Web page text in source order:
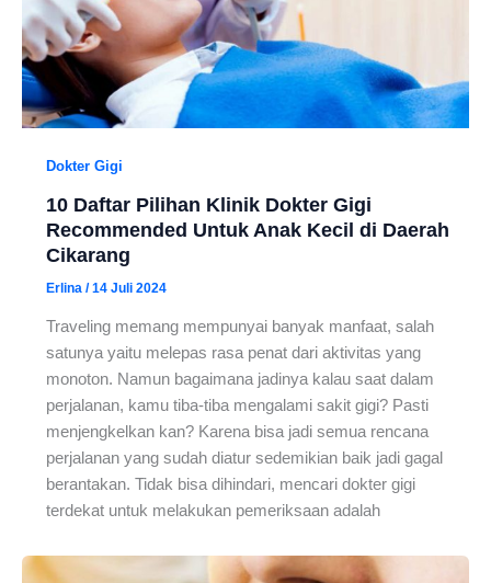
Dokter Gigi
10 Daftar Pilihan Klinik Dokter Gigi
Recommended Untuk Anak Kecil di Daerah
Cikarang
Erlina /14 Juli 2024
Traveling memang mempunyai banyak manfaat, salah
satunya yaitu melepas rasa penat dari aktivitas yang
monoton. Namun bagaimana jadinya kalau saat dalam
perjalanan, kamu tiba-tiba mengalami sakit gigi? Pasti
menjengkelkan kan? Karena bisa jadi semua rencana
perjalanan yang sudah diatur sedemikian baik jadi gagal
berantakan. Tidak bisa dihindari, mencari dokter gigi
terdekat untuk melakukan pemeriksaan adalah